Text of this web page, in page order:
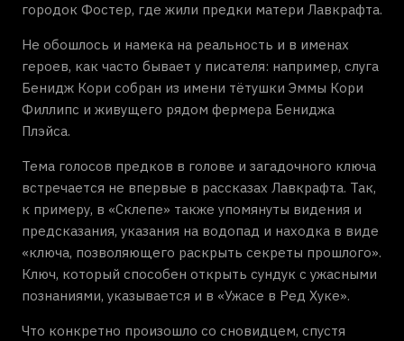
городок Фостер, где жили предки матери Лавкрафта.
Не обошлось и намека на реальность и в именах
героев, как часто бывает у писателя: например, слуга
Бенидж Кори собран из имени тётушки Эммы Кори
Филлипс и живущего рядом фермера Бениджа
Плэйса.
Тема голосов предков в голове и загадочного ключа
встречается не впервые в рассказах Лавкрафта. Так,
к примеру, в «Склепе» также упомянуты видения и
предсказания, указания на водопад и находка в виде
«ключа, позволяющего раскрыть секреты прошлого».
Ключ, который способен открыть сундук с ужасными
познаниями, указывается и в «Ужасе в Ред Хуке».
Что конкретно произошло со сновидцем, спустя